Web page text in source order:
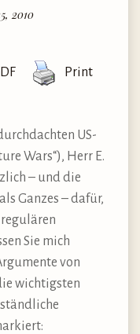
2010
Print
US-
Wars“), Herr E.
– und die
Ganzes – dafür,
Sie mich
von
wichtigsten